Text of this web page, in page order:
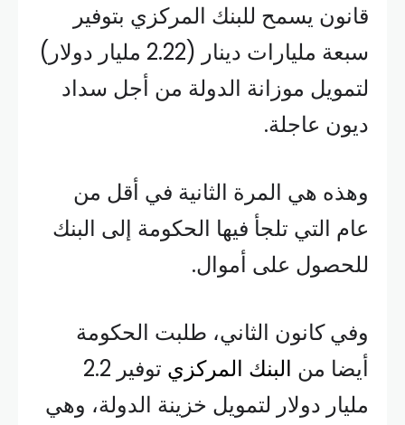
قانون يسمح للبنك المركزي بتوفير
سبعة مليارات دينار (2.22 مليار دولار)
لتمويل موزانة الدولة من أجل سداد
ديون عاجلة.
وهذه هي المرة الثانية في أقل من
عام التي تلجأ فيها الحكومة إلى البنك
للحصول على أموال.
وفي كانون الثاني، طلبت الحكومة
أيضا من البنك المركزي
توفير 2.2
مليار دولار لتمويل خزينة الدولة، وهي